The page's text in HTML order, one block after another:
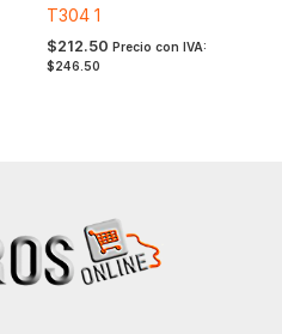
T304 1
$212.50 Precio con IVA:
$246.50